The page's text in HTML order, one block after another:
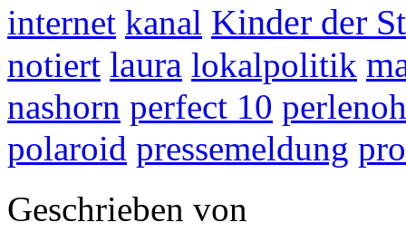
internet kanal Kinder der
notiert laura lokalpolitik
nashorn perfect 10
polaroid pressemeldung
Geschrieben von